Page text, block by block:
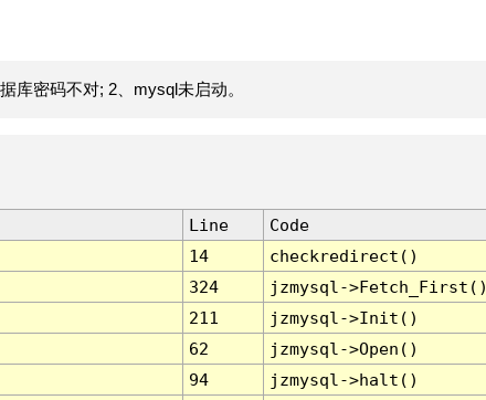
库密码不对; 2、mysql未启动。
Line
Code
14
checkredirect()
324
jzmysql-
211
jzmysql->Init()
62
jzmysql->Open()
94
jzmysql->halt()